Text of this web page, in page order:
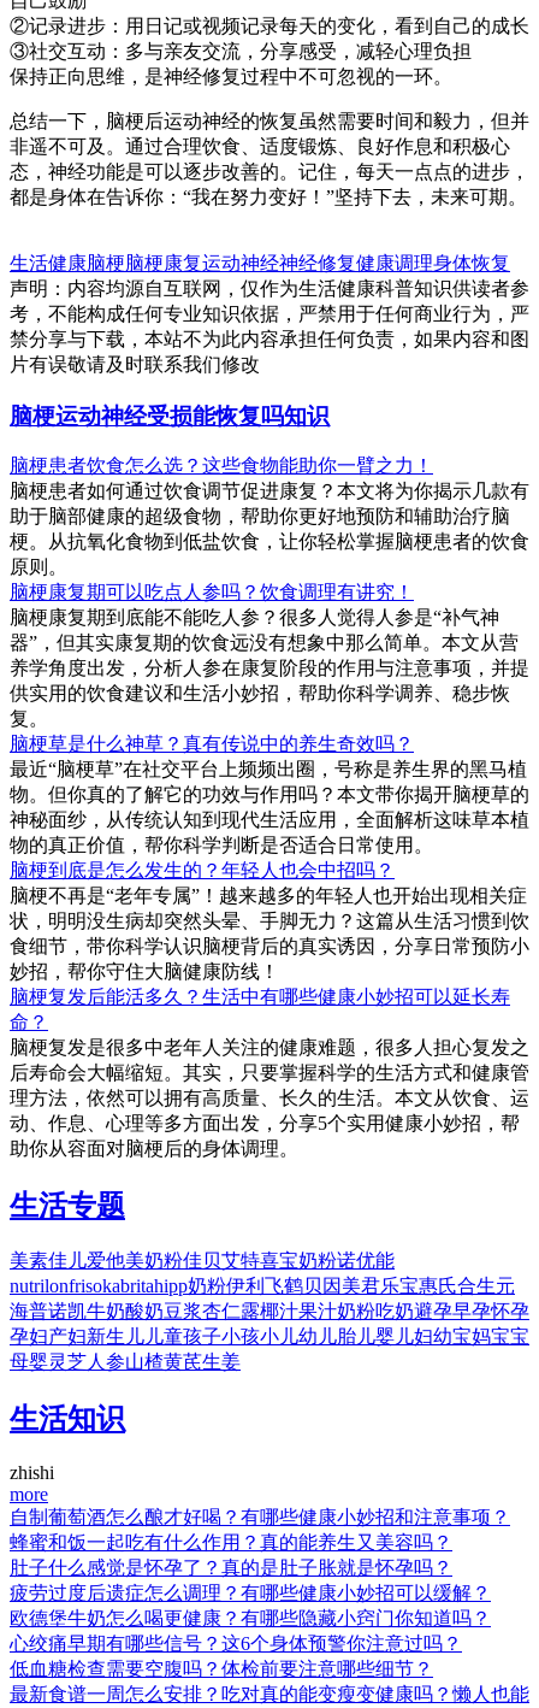
②记录进步：用日记或视频记录每天的变化，看到自己的成长
③社交互动：多与亲友交流，分享感受，减轻心理负担
保持正向思维，是神经修复过程中不可忽视的一环。
总结一下，脑梗后运动神经的恢复虽然需要时间和毅力，但并
非遥不可及。通过合理饮食、适度锻炼、良好作息和积极心
态，神经功能是可以逐步改善的。记住，每天一点点的进步，
都是身体在告诉你：“我在努力变好！”坚持下去，未来可期。
生活健康脑梗脑梗康复运动神经神经修复健康调理身体恢复
声明：内容均源自互联网，仅作为生活健康科普知识供读者参
考，不能构成任何专业知识依据，严禁用于任何商业行为，严
禁分享与下载，本站不为此内容承担任何负责，如果内容和图
片有误敬请及时联系我们修改
脑梗运动神经受损能恢复吗知识
脑梗患者饮食怎么选？这些食物能助你一臂之力！
脑梗患者如何通过饮食调节促进康复？本文将为你揭示几款有
助于脑部健康的超级食物，帮助你更好地预防和辅助治疗脑
梗。从抗氧化食物到低盐饮食，让你轻松掌握脑梗患者的饮食
原则。
脑梗康复期可以吃点人参吗？饮食调理有讲究！
脑梗康复期到底能不能吃人参？很多人觉得人参是“补气神
器”，但其实康复期的饮食远没有想象中那么简单。本文从营
养学角度出发，分析人参在康复阶段的作用与注意事项，并提
供实用的饮食建议和生活小妙招，帮助你科学调养、稳步恢
复。
脑梗草是什么神草？真有传说中的养生奇效吗？
最近“脑梗草”在社交平台上频频出圈，号称是养生界的黑马植
物。但你真的了解它的功效与作用吗？本文带你揭开脑梗草的
神秘面纱，从传统认知到现代生活应用，全面解析这味草本植
物的真正价值，帮你科学判断是否适合日常使用。
脑梗到底是怎么发生的？年轻人也会中招吗？
脑梗不再是“老年专属”！越来越多的年轻人也开始出现相关症
状，明明没生病却突然头晕、手脚无力？这篇从生活习惯到饮
食细节，带你科学认识脑梗背后的真实诱因，分享日常预防小
妙招，帮你守住大脑健康防线！
脑梗复发后能活多久？生活中有哪些健康小妙招可以延长寿
命？
脑梗复发是很多中老年人关注的健康难题，很多人担心复发之
后寿命会大幅缩短。其实，只要掌握科学的生活方式和健康管
理方法，依然可以拥有高质量、长久的生活。本文从饮食、运
动、作息、心理等多方面出发，分享5个实用健康小妙招，帮
助你从容面对脑梗后的身体调理。
生活专题
美素佳儿爱他美奶粉佳贝艾特喜宝奶粉诺优能
nutrilonfrisokabritahipp奶粉伊利 飞鹤贝因美君乐宝惠氏合生元
海普诺凯牛奶酸奶豆浆杏仁露椰汁果汁奶粉吃奶避孕早孕怀孕
孕妇产妇新生儿 儿童孩子小孩小儿幼儿胎儿婴儿妇幼宝妈宝宝
母婴灵芝人参山楂黄芪生姜
生活知识
zhishi
more
自制葡萄酒怎么酿才好喝？有哪些健康小妙招和注意事项？
蜂蜜和饭一起吃有什么作用？真的能养生又美容吗？
肚子什么感觉是怀孕了？真的是肚子胀就是怀孕吗？
疲劳过度后遗症怎么调理？有哪些健康小妙招可以缓解？
欧德堡牛奶怎么喝更健康？有哪些隐藏小窍门你知道吗？
心绞痛早期有哪些信号？这6个身体预警你注意过吗？
低血糖检查需要空腹吗？体检前要注意哪些细节？
最新食谱一周怎么安排？吃对真的能变瘦变健康吗？懒人也能